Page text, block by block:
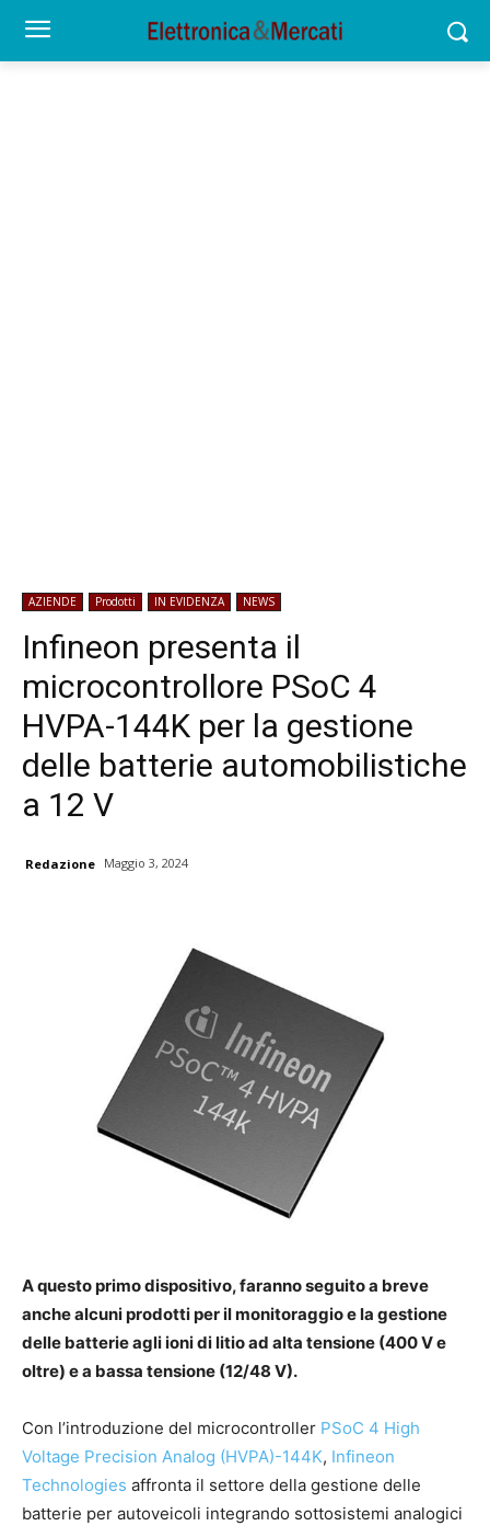
AZIENDE Prodotti IN EVIDENZA NEWS
Infineon presenta il
microcontrollore PSoC 4
HVPA-144K per la gestione
delle batterie automobilistiche
a 12 V
Redazione Maggio 3, 2024
A questo primo dispositivo, faranno seguito a breve
anche alcuni prodotti per il monitoraggio e la gestione
delle batterie agli ioni di litio ad alta tensione (400 V e
oltre) e a bassa tensione (12/48 V).
Con l’introduzione del microcontroller PSoC 4 High
Voltage Precision Analog (HVPA)-144K, Infineon
Technologies affronta il settore della gestione delle
batterie per autoveicoli integrando sottosistemi analogici